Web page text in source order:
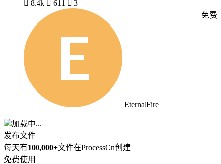
 8.4k  611  3
EternalFire
免费
加载中...
发布文件
每天有100,000+文件在ProcessOn创建
免费使用